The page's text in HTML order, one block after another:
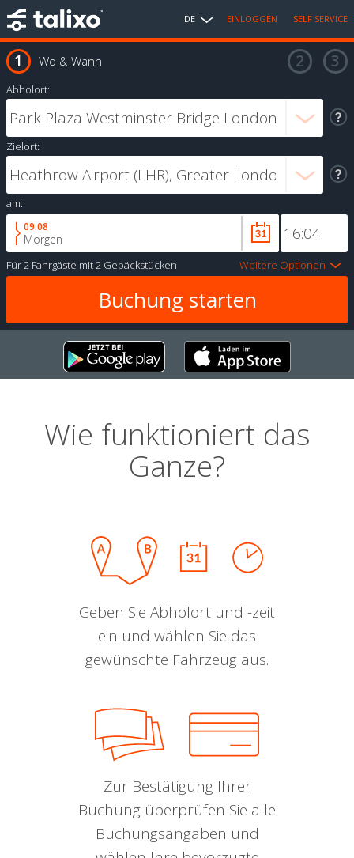
DE EINLOGGEN SELF SERVICE
Wo & Wann
Abholort:
Zielort:
am:
09.08
Morgen
Für2 Fahrgäste mit2 Gepäckstücken Weitere Optionen
Wie funktioniert das
Ganze?
Geben Sie Abholort und -zeit
ein und wählen Sie das
gewünschte Fahrzeug aus.
Zur Bestätigung Ihrer
Buchung überprüfen Sie alle
Buchungsangaben und